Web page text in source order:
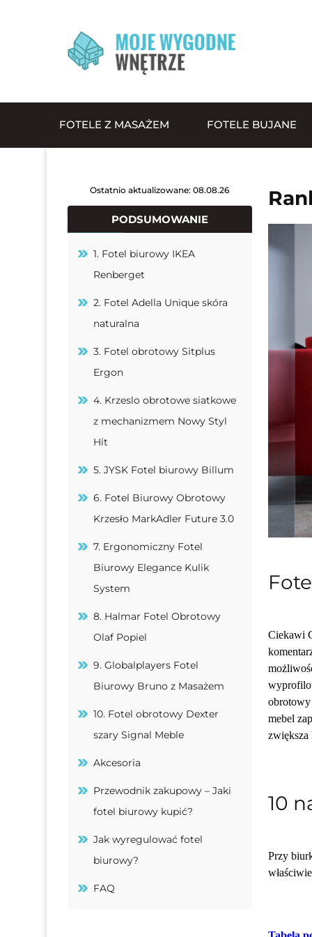
FOTELE Z MASAŻEM FOTELE BUJANE
Ostatnio aktualizowane: 08.08.26
PODSUMOWANIE
1. Fotel biurowy IKEA
Renberget
2. Fotel Adella Unique skóra
naturalna
3. Fotel obrotowy Sitplus
Ergon
4. Krzeslo obrotowe siatkowe
z mechanizmem Nowy Styl
Hit
5. JYSK Fotel biurowy Billum
6. Fotel Biurowy Obrotowy
Krzesło MarkAdler Future 3.0
7. Ergonomiczny Fotel
Biurowy Elegance Kulik
System
8. Halmar Fotel Obrotowy
Olaf Popiel
9. Globalplayers Fotel
Biurowy Bruno z Masażem
10. Fotel obrotowy Dexter
szary Signal Meble
Akcesoria
Przewodnik zakupowy – Jaki
fotel biurowy kupić?
Jak wyregulować fotel
biurowy?
FAQ
Ciekawi
mebel
zwiększa
10
Przy